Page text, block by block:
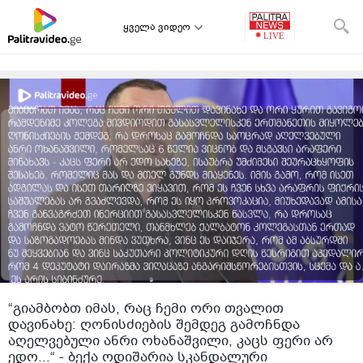
ყველა ვიდეო
“გიამბობთ იმას, რაც ჩემი ორი თვალით
დავინახე: ღონისძიების შემდეგ გამოჩნდა
აღელვებული ანრი ოხანაშვილი, კაცს ფერი არ
ედო...“ - ბექა ოდიშარია სკანდალური